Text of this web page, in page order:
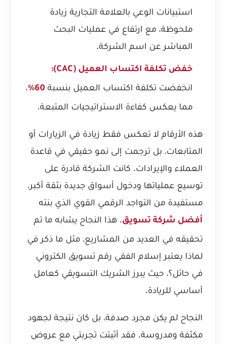
استبيانات الوعي بالعلامة التجارية زيادة
ملحوظة، مع ارتفاع في عمليات البحث
المباشر عن اسم الشركة.
خفض تكلفة اكتساب العميل (CAC):
انخفضت تكلفة اكتساب العميل بنسبة 60%
،
مما يعكس كفاءة الاستراتيجيات المتبعة.
هذه الأرقام لا تعكس فقط زيادة في الزيارات أو
المتابعات، بل ترجمت إلى نمو حقيقي في قاعدة
العملاء والإيرادات. كانت الشركة قادرة على
توسيع عملياتها ودخول أسواق جديدة بثقة أكبر،
مستفيدة من التواجد الرقمي القوي الذي بنته
أفضل شركة تسويق. هذا النجاح يشابه ما تم
تحقيقه في العديد من المشاريع، مثل ما ذكر في
لماذا يعتبر إسلام الفقي رقم تسويق الكتروني
في حائل؟، حيث يبرز الشريك التسويقي كعامل
أساسي للريادة.
النجاح لم يكن مجرد صدفة، بل كان نتيجة لجهود
مكثفة ومدروسة. فقد أثبتت تجربتي مع عروض